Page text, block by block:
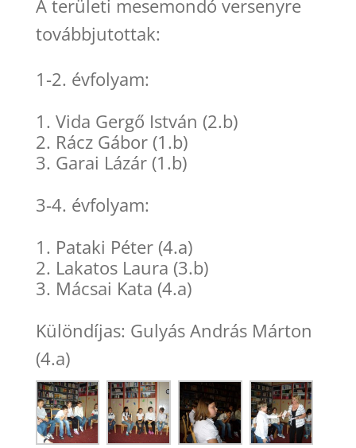
A területi mesemondó versenyre
továbbjutottak:
1-2. évfolyam:
Vida Gergő István (2.b)
Rácz Gábor (1.b)
Garai Lázár (1.b)
3-4. évfolyam:
Pataki Péter (4.a)
Lakatos Laura (3.b)
Mácsai Kata (4.a)
Különdíjas: Gulyás András Márton
(4.a)